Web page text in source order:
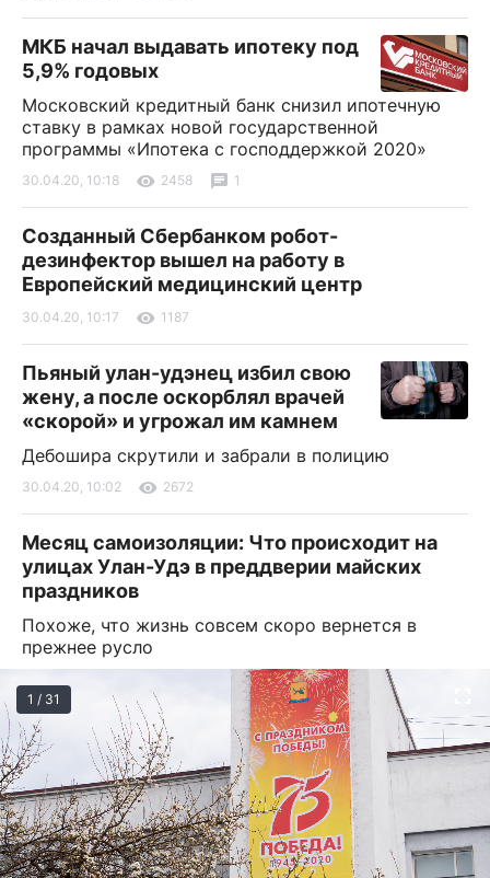
МКБ начал выдавать ипотеку под
5,9% годовых
Московский кредитный банк снизил ипотечную
ставку в рамках новой государственной
программы «Ипотека с господдержкой 2020»
30.04.20, 10:18 2458 1
Созданный Сбербанком робот-
дезинфектор вышел на работу в
Европейский медицинский центр
30.04.20, 10:17 1187
Пьяный улан-удэнец избил свою
жену, а после оскорблял врачей
«скорой» и угрожал им камнем
Дебошира скрутили и забрали в полицию
30.04.20, 10:02 2672
Месяц самоизоляции: Что происходит на
улицах Улан-Удэ в преддверии майских
праздников
Похоже, что жизнь совсем скоро вернется в
прежнее русло
1 / 31